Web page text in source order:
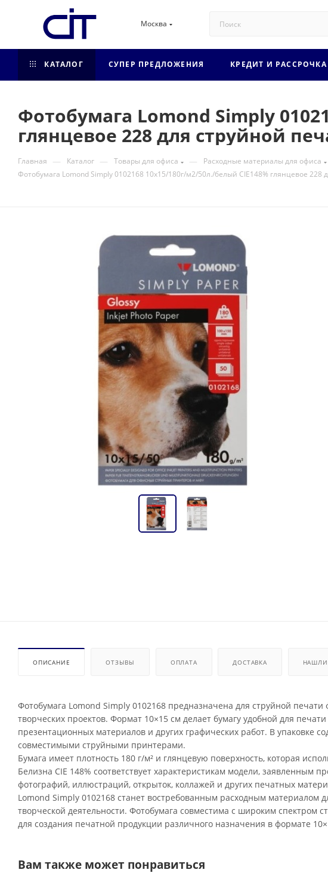
Москва
КАТАЛОГ СУПЕР ПРЕДЛОЖЕНИЯ КРЕДИТ И РАССРОЧКА
Фотобумага Lomond Simply
глянцевое 228 для струйной
Главная — Каталог — Товары для офиса — Расходные материалы для офиса
Фотобумага Lomond Simply 0102168 10x15/180г/м2/50л./белый CIE148% глянцевое 228
ОПИСАНИЕ ОТЗЫВЫ ОПЛАТА ДОСТАВКА
Фотобумага Lomond Simply 0102168 предназначена для струйной
творческих проектов. Формат 10×15 см делает бумагу удобной для
презентационных материалов и других графических работ. В упаковке
совместимыми струйными принтерами.
Бумага имеет плотность 180 г/м² и глянцевую поверхность, которая
Белизна CIE 148% соответствует характеристикам модели, заявленным
фотографий, иллюстраций, открыток, коллажей и других печатных
Lomond Simply 0102168 станет востребованным расходным материалом
творческой деятельности. Фотобумага совместима с широким спектром
для создания печатной продукции различного назначения в формате
Вам также может понравиться